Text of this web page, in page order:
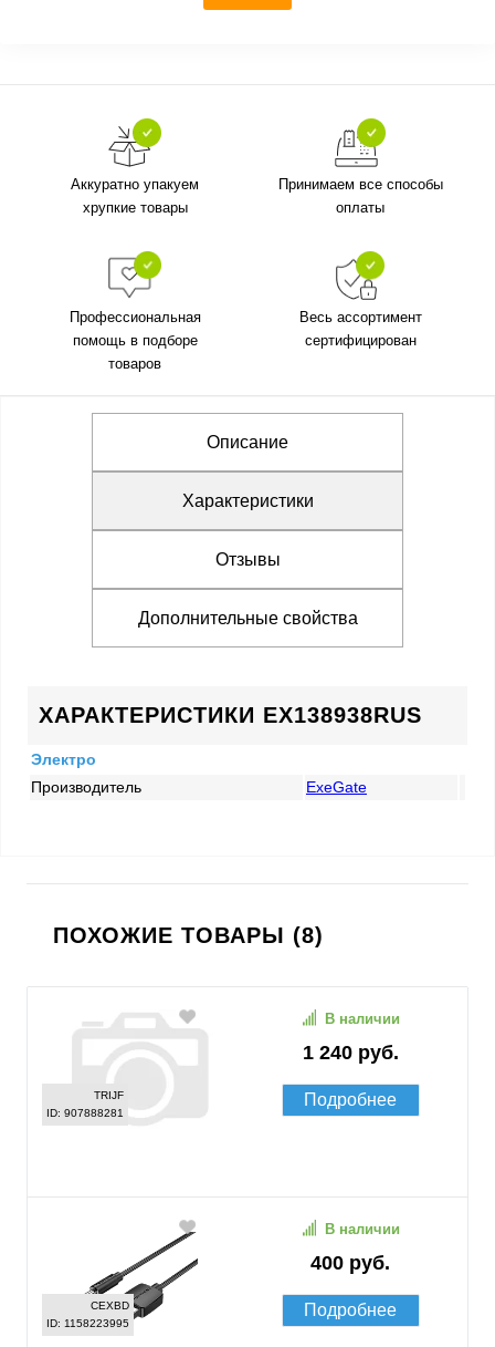
Аккуратно упакуем
хрупкие товары
Принимаем все способы
оплаты
Профессиональная
помощь в подборе
товаров
Весь ассортимент
сертифицирован
Описание
Характеристики
Отзывы
Дополнительные свойства
ХАРАКТЕРИСТИКИ EX138938RUS
Электро
Производитель
ExeGate
ПОХОЖИЕ ТОВАРЫ (8)
TRIJF
ID: 907888281
1 240 руб.
В наличии
Подробнее
CEXBD
ID: 1158223995
400 руб.
В наличии
Подробнее